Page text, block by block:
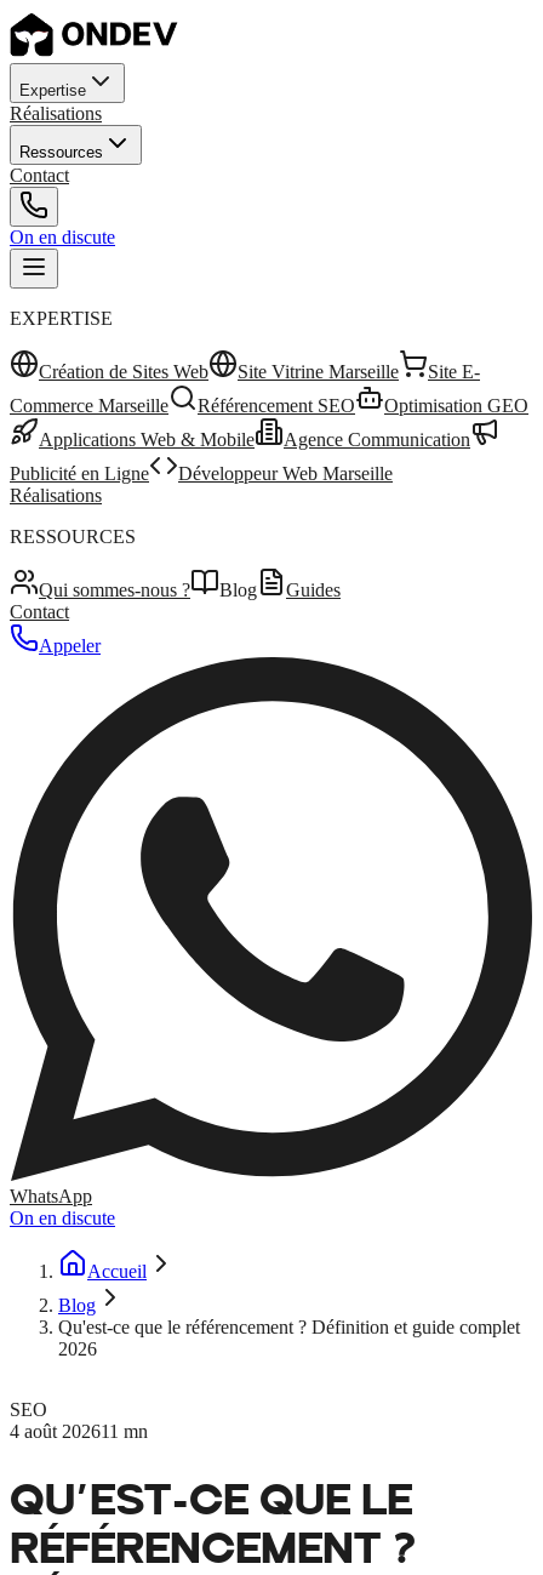
Expertise
Réalisations
Ressources
Contact
On en discute
EXPERTISE
Création de Sites Web Site Vitrine Marseille
Site E-
Commerce Marseille
Référencement SEO
Optimisation GEO
Applications Web & Mobile
Agence Communication
Publicité en Ligne
Développeur Web Marseille
Réalisations
RESSOURCES
Qui sommes-nous ? Blog
Guides
Contact
Appeler
WhatsApp
On en discute
Accueil
Blog
Qu'est-ce que le référencement ? Définition et guide complet
2026
SEO
4 août 202611 mn
QU'EST-CE QUE LE
RÉFÉRENCEMENT ?